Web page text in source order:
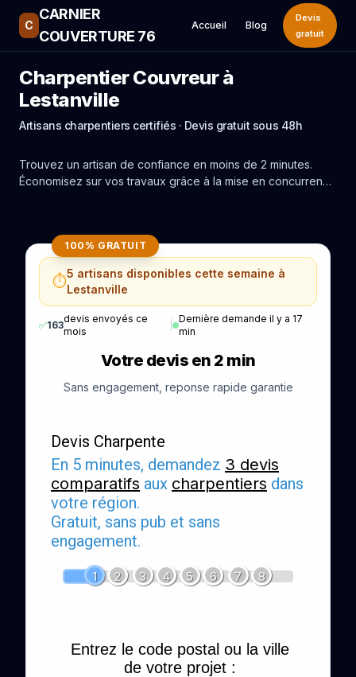
C
CARNIER
COUVERTURE 76
Accueil Blog
Devis
gratuit
Charpentier Couvreur à
Lestanville
Artisans charpentiers certifiés · Devis gratuit sous 48h
Trouvez un artisan de confiance en moins de 2 minutes.
Économisez sur vos travaux grâce à la mise en concurrence
100% GRATUIT
⏱️5 artisans disponibles cette semaine à
Lestanville
✅163
devis envoyés ce
mois
Dernière demande il y a 17
min
Votre devis en 2 min
Sans engagement, reponse rapide garantie
Devis Charpente
En 5 minutes, demandez 3 devis
comparatifs aux charpentiers dans
votre région.
Gratuit, sans pub et sans
engagement.
1 2 3 4 5 6 7 8
Entrez le code postal ou la ville
de votre projet :